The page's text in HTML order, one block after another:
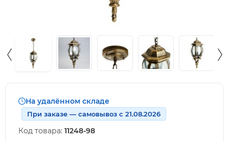
На удалённом складе
При заказе — самовывоз с 21.08.2026
Код товара: 11248-98